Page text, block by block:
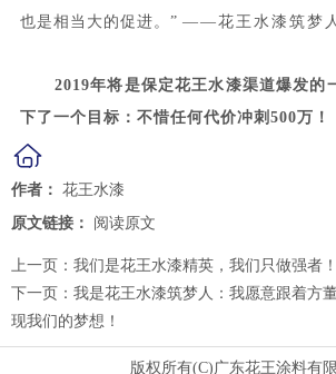
也是相当大的促进。” ——花王水漆筑梦
2019年将是保定花王水漆渠道爆发的
下了一个目标：不惜任何代价冲刺500万！
作者： 花王水漆
原文链接：
阅读原文
上一页： 我们是花王水漆精英，我们只做强者！
下一页： 我是花王水漆筑梦人：我愿意跟着方
现我们的梦想！
版权所有(C)广东花王涂料有